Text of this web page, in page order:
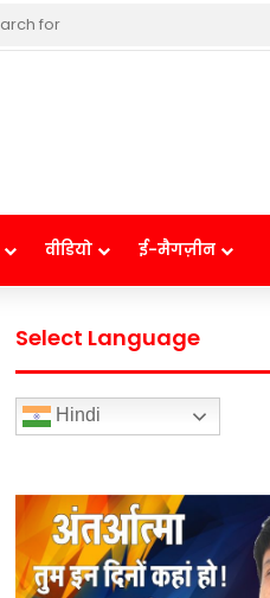
वीडियो ई-मैगज़ीन
Select Language
Hindi